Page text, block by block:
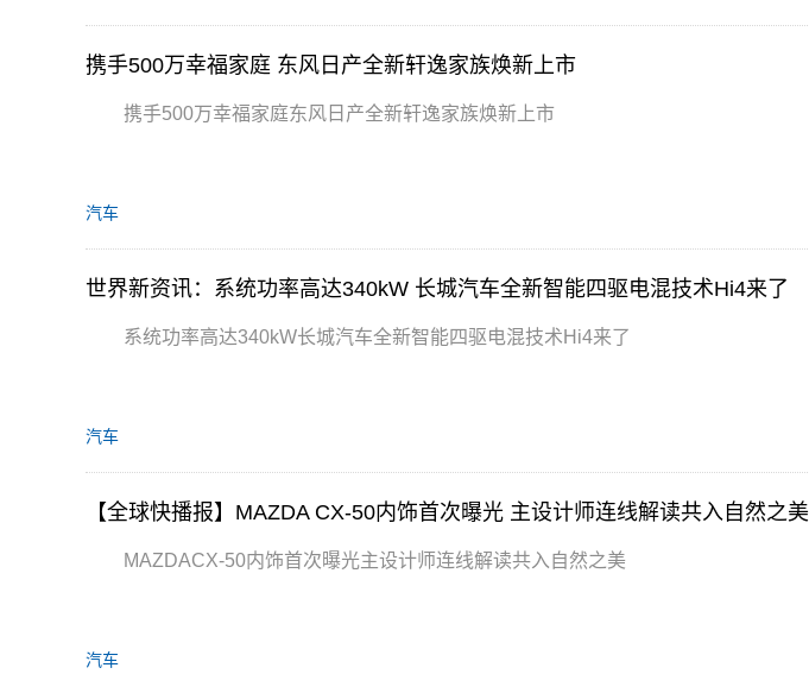
携手500万幸福家庭 东风日产全新轩逸家族焕新上市
携手500万幸福家庭东风日产全新轩逸家族焕新上市
汽车
世界新资讯：系统功率高达340kW 长城汽车全新智能四驱电混技术Hi4来了
系统功率高达340kW长城汽车全新智能四驱电混技术Hi4来了
汽车
【全球快播报】MAZDA CX-50内饰首次曝光 主设计师连线解读共入自然之美
MAZDACX-50内饰首次曝光主设计师连线解读共入自然之美
汽车